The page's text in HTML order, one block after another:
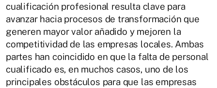
cualificación profesional resulta clave para
avanzar hacia procesos de transformación que
generen mayor valor añadido y mejoren la
competitividad de las empresas locales. Ambas
partes han coincidido en que la falta de personal
cualificado es, en muchos casos, uno de los
principales obstáculos para que las empresas